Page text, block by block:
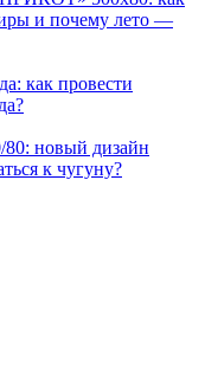
и почему лето —
как провести
новый дизайн
к чугуну?